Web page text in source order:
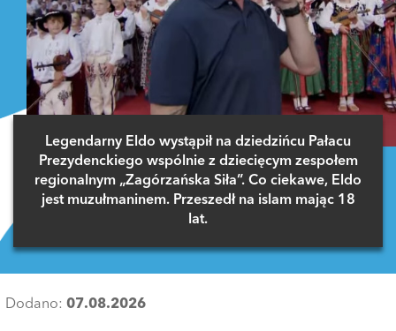
Legendarny Eldo wystąpił na dziedzińcu Pałacu
Prezydenckiego wspólnie z dziecięcym zespołem
regionalnym „Zagórzańska Siła”. Co ciekawe, Eldo
jest muzułmaninem. Przeszedł na islam mając 18
lat.
Dodano: 07.08.2026